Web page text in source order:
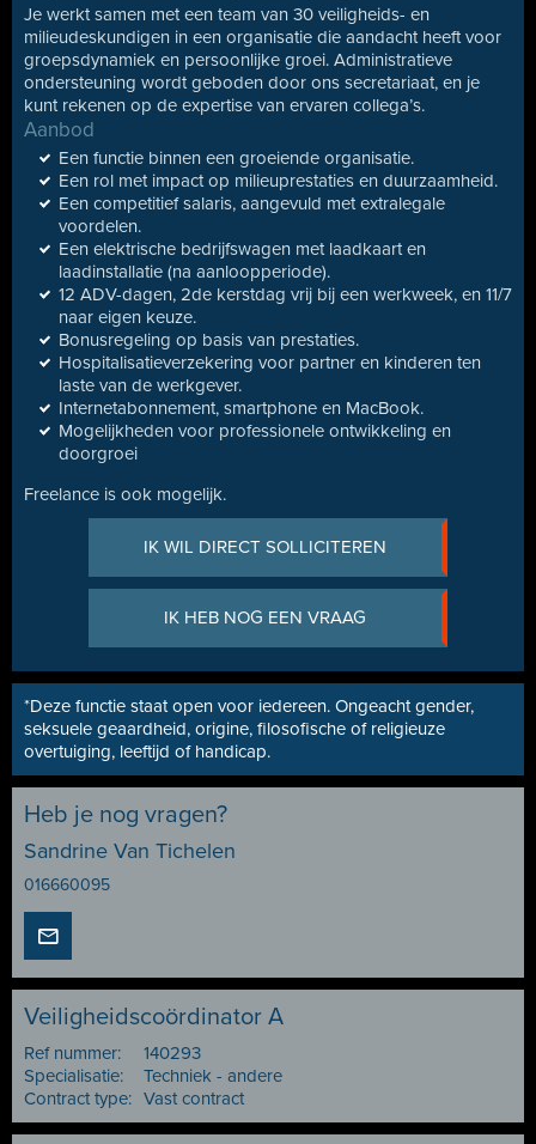
Je werkt samen met een team van 30 veiligheids- en
milieudeskundigen in een organisatie die aandacht heeft voor
groepsdynamiek en persoonlijke groei. Administratieve
ondersteuning wordt geboden door ons secretariaat, en je
kunt rekenen op de expertise van ervaren collega’s.
Aanbod
Een functie binnen een groeiende organisatie.
Een rol met impact op milieuprestaties en duurzaamheid.
Een competitief salaris, aangevuld met extralegale
voordelen.
Een elektrische bedrijfswagen met laadkaart en
laadinstallatie (na aanloopperiode).
12 ADV-dagen, 2de kerstdag vrij bij een werkweek, en 11/7
naar eigen keuze.
Bonusregeling op basis van prestaties.
Hospitalisatieverzekering voor partner en kinderen ten
laste van de werkgever.
Internetabonnement, smartphone en MacBook.
Mogelijkheden voor professionele ontwikkeling en
doorgroei
Freelance is ook mogelijk.
IK WIL DIRECT SOLLICITEREN
IK HEB NOG EEN VRAAG
*Deze functie staat open voor iedereen. Ongeacht gender,
seksuele geaardheid, origine, filosofische of religieuze
overtuiging, leeftijd of handicap.
Heb je nog vragen?
Sandrine Van Tichelen
016660095
Veiligheidscoördinator A
Ref nummer:
140293
Specialisatie:
Techniek - andere
Contract type: Vast contract